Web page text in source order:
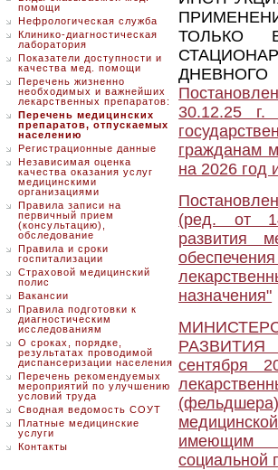
ТОЛЬКО
ДНЕВНОГО
30.12.25
гражданам
на 2026 год
(ред. от
развития
назначения"
РАЗВИТИЯ
сентября
имеющим
социальной
помощи
Нефрологическая служба
Клинико-диагностическая
лаборатория
Показатели доступности и
качества мед. помощи
Перечень жизненно
необходимых и важнейших
лекарственных препаратов:
Перечень медицинских
препаратов, отпускаемых
населению
Регистрационные данные
Независимая оценка
качества оказания услуг
медицинскими
организациями
Правила записи на
первичный прием
(консультацию),
обследование
Правила и сроки
госпитализации
Страховой медицинский
полис
Вакансии
Правила подготовки к
диагностическим
исследованиям
О сроках, порядке,
результатах проводимой
диспансеризации населения
Перечень рекомендуемых
мероприятий по улучшению
условий труда
Сводная ведомость СОУТ
Платные медицинские
услуги
Контакты